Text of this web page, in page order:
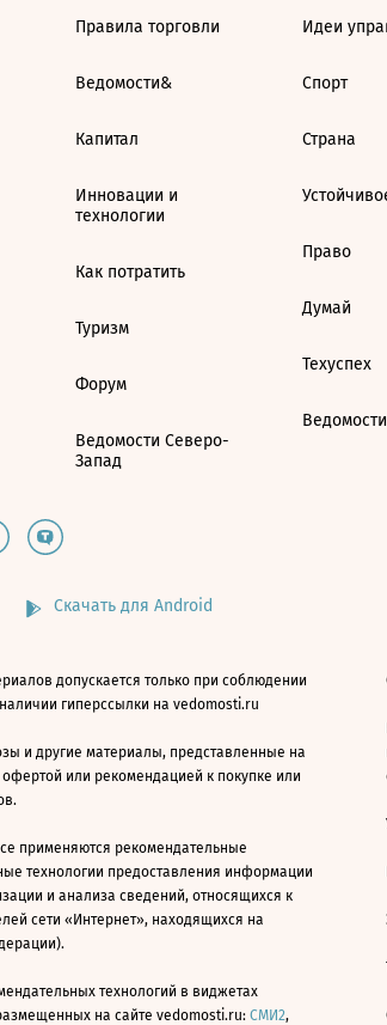
Правила торговли
Ведомости&
Капитал
Инновации и
технологии
Как потратить
Туризм
Форум
Ведомости Северо-
Запад
Идеи
Спорт
Страна
Право
Думай
Техуспех
Скачать для Android
допускается только при соблюдении
гиперссылки на vedomosti.ru
и другие материалы, представленные на
или рекомендацией к покупке или
применяются рекомендательные
технологии предоставления информации
и анализа сведений, относящихся к
сети «Интернет», находящихся на
технологий в виджетах
на сайте vedomosti.ru: СМИ2,